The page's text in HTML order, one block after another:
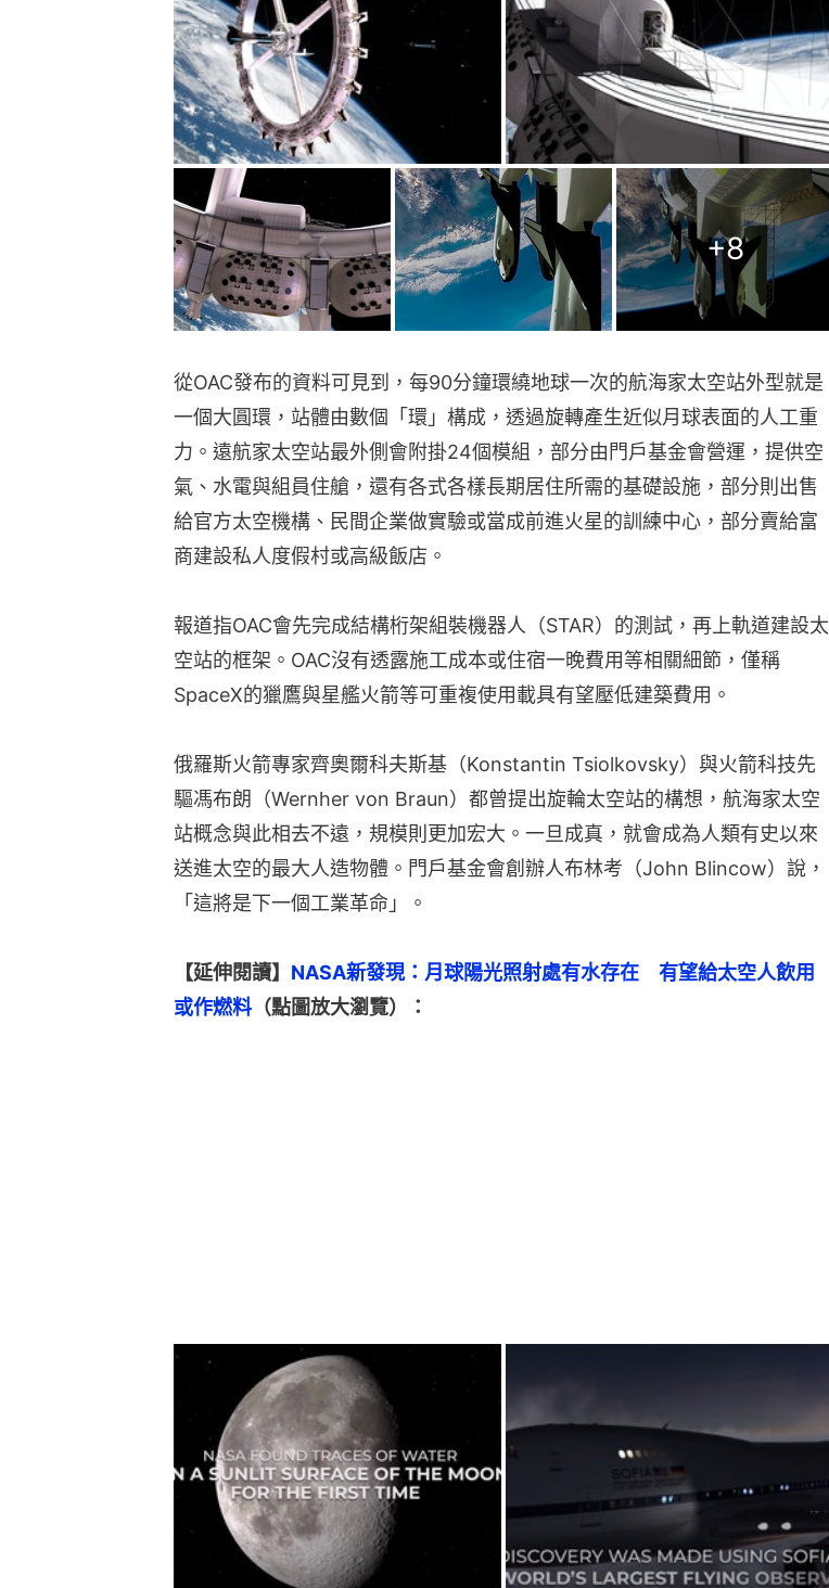
+8
從OAC發布的資料可見到，每90分鐘環繞地球一次的航海家太空站外型就是
一個大圓環，站體由數個「環」構成，透過旋轉產生近似月球表面的人工重
力。遠航家太空站最外側會附掛24個模組，部分由門戶基金會營運，提供空
氣、水電與組員住艙，還有各式各樣長期居住所需的基礎設施，部分則出售
給官方太空機構、民間企業做實驗或當成前進火星的訓練中心，部分賣給富
商建設私人度假村或高級飯店。
報道指OAC會先完成結構桁架組裝機器人（STAR）的測試，再上軌道建設太
空站的框架。OAC沒有透露施工成本或住宿一晚費用等相關細節，僅稱
SpaceX的獵鷹與星艦火箭等可重複使用載具有望壓低建築費用。
俄羅斯火箭專家齊奧爾科夫斯基（Konstantin Tsiolkovsky）與火箭科技先
驅馮布朗（Wernher von Braun）都曾提出旋輪太空站的構想，航海家太空
站概念與此相去不遠，規模則更加宏大。一旦成真，就會成為人類有史以來
送進太空的最大人造物體。門戶基金會創辦人布林考（John Blincow）說，
「這將是下一個工業革命」。
【延伸閱讀】 NASA新發現：月球陽光照射處有水存在　有望給太空人飲用
或作燃料（點圖放大瀏覽）：